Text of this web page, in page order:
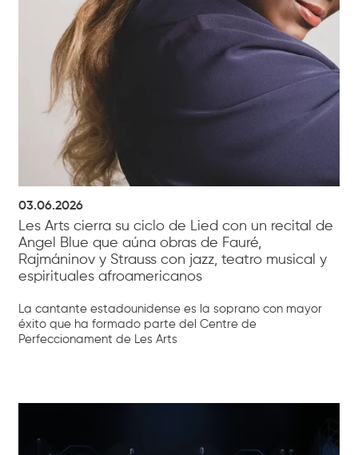
03.06.2026
Les Arts cierra su ciclo de Lied con un recital de
Angel Blue que aúna obras de Fauré,
Rajmáninov y Strauss con jazz, teatro musical y
espirituales afroamericanos
La cantante estadounidense es la soprano con mayor
éxito que ha formado parte del Centre de
Perfeccionament de Les Arts